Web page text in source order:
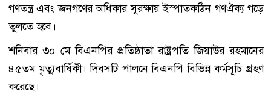
গণতন্ত্র এবং জনগণের অধিকার সুরক্ষায় ইস্পাতকঠিন গণঐক্য গড়ে
তুলতে হবে।
শনিবার ৩০ মে বিএনপির প্রতিষ্ঠাতা রাষ্ট্রপতি জিয়াউর রহমানের
৪৫তম মৃত্যুবার্ষিকী। দিবসটি পালনে বিএনপি বিভিন্ন কর্মসূচি গ্রহণ
করেছে।